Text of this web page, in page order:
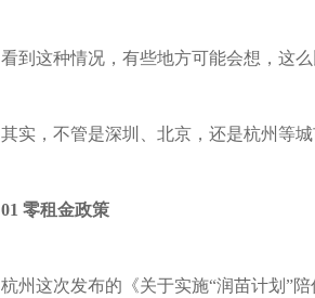
看到这种情况，有些地方可能会想，这
其实，不管是深圳、北京，还是杭州等
01 零租金政策
杭州这次发布的《关于实施“润苗计划”